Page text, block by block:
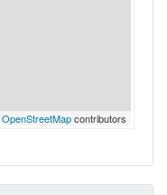
OpenStreetMapcontributors